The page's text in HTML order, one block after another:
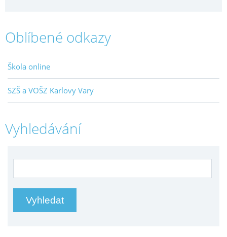
Oblíbené odkazy
Škola online
SZŠ a VOŠZ Karlovy Vary
Vyhledávání